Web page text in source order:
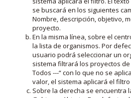
se buscará en los siguientes
Nombre, descripción, objetivo,
proyecto.
En la misma línea, sobre el
la lista de organismos. Por
usuario podrá seleccionar un
sistema filtrará los proyectos de
Todos ---“ con lo que no se
valor, el sistema aplicará el
Sobre la derecha se encuentra